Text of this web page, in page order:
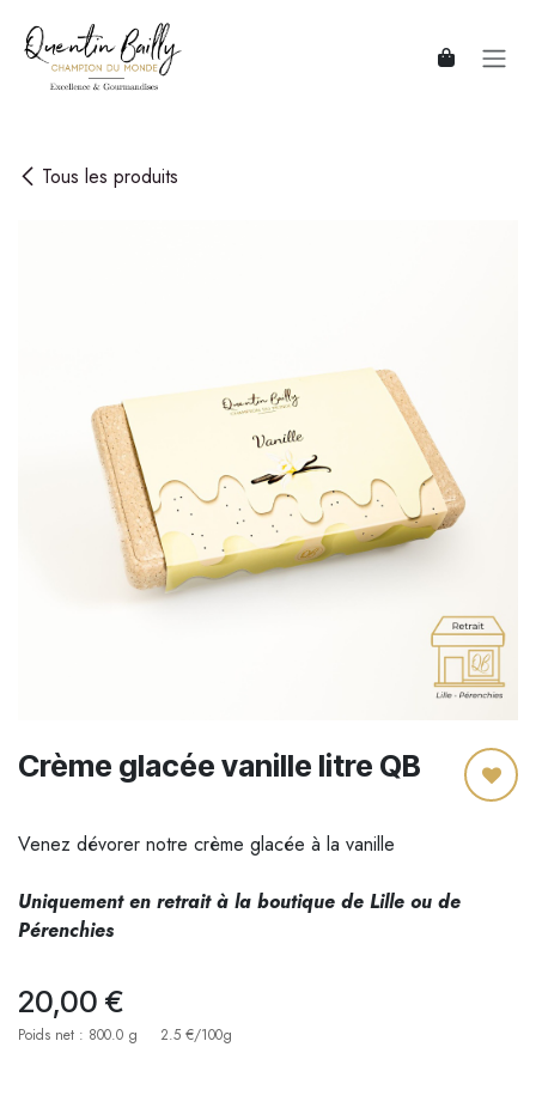
Tous les produits
Crème glacée vanille litre QB
Venez dévorer notre crème glacée à la vanille
Uniquement en retrait à la boutique de Lille ou de
Pérenchies
20,00 €
Poids net : 800.0 g 2.5 €/100g